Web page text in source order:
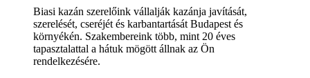
Biasi kazán szerelőink vállalják kazánja javítását,
szerelését, cseréjét és karbantartását Budapest és
környékén. Szakembereink több, mint 20 éves
tapasztalattal a hátuk mögött állnak az Ön
rendelkezésére.